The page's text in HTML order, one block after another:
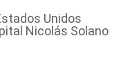
Unidos
Nicolás Solano